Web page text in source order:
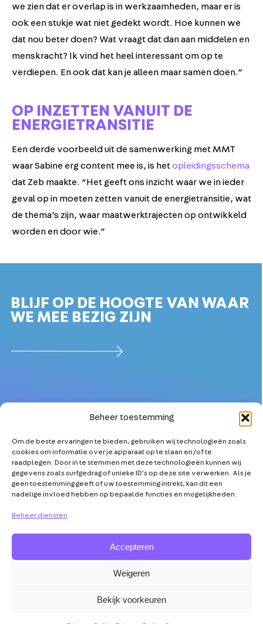
Beheer toestemming
Om de beste ervaringen te bieden, gebruiken wij technologieën zoals
cookies om informatie over je apparaat op te slaan en/of te
raadplegen. Door in te stemmen met deze technologieën kunnen wij
gegevens zoals surfgedrag of unieke ID's op deze site verwerken. Als je
geen toestemming geeft of uw toestemming intrekt, kan dit een
nadelige invloed hebben op bepaalde functies en mogelijkheden.
Beheer diensten
Accepteren
Weigeren
Bekijk voorkeuren
we zien dat er overlap is in werkzaamheden, maar er is
ook een stukje wat niet gedekt wordt. Hoe kunnen we
dat nou beter doen? Wat vraagt dat dan aan middelen en
menskracht? Ik vind het heel interessant om op te
verdiepen. En ook dat kan je alleen maar samen doen.”
OP INZETTEN VANUIT DE
ENERGIETRANSITIE
Een derde voorbeeld uit de samenwerking met MMT
waar Sabine erg content mee is, is hetopleidingsschema
dat Zeb maakte. “Het geeft ons inzicht waar we in ieder
geval op in moeten zetten vanuit de energietransitie, wat
de thema’s zijn, waar maatwerktrajecten op ontwikkeld
worden en door wie.”
OVER
PARTNERS
NIEUWS
AGENDA
VRAAG & ANTWOORD
MEER TECHNICI
KETENSAMENWERKING
TECHNOLOGISCHE
INNOVATIE
BLIJF OP DE HOOGTE VAN WAAR
WE MEE BEZIG ZIJN